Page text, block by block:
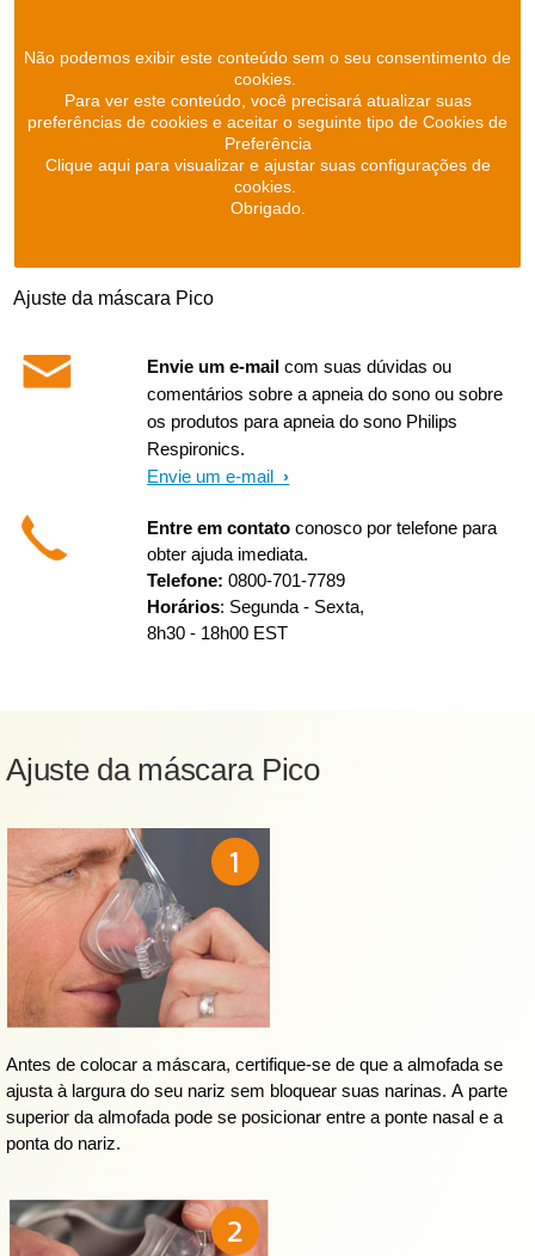
Não podemos exibir este conteúdo sem o seu consentimento de
cookies.
Para ver este conteúdo, você precisará atualizar suas
preferências de cookies e aceitar o seguinte tipo de Cookies de
Preferência
Clique aqui para visualizar e ajustar suas configurações de
cookies.
Obrigado.
Ajuste da máscara Pico
Envie um e-mail com suas dúvidas ou
comentários sobre a apneia do sono ou sobre
os produtos para apneia do sono Philips
Respironics.
Envie um e-mail
Entre em contato conosco por telefone para
obter ajuda imediata.
Telefone: 0800-701-7789
Horários: Segunda - Sexta,
8h30 - 18h00 EST
Ajuste da máscara Pico
Antes de colocar a máscara, certifique-se de que a almofada se
ajusta à largura do seu nariz sem bloquear suas narinas. A parte
superior da almofada pode se posicionar entre a ponte nasal e a
ponta do nariz.